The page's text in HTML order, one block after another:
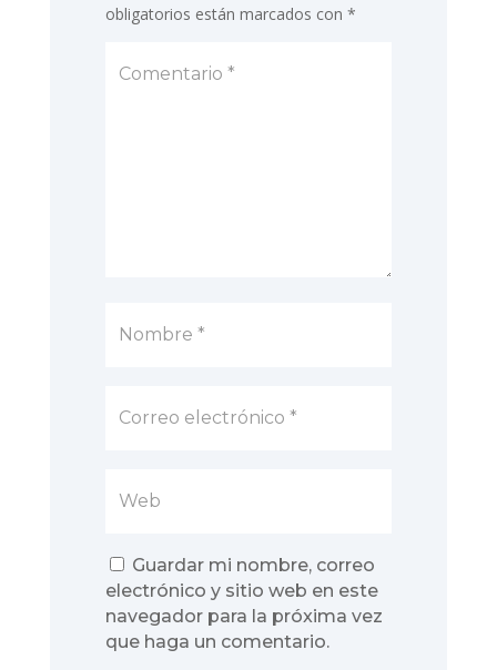
obligatorios están marcados con *
Guardar mi nombre, correo
electrónico y sitio web en este
navegador para la próxima vez
que haga un comentario.